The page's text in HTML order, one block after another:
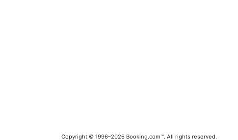
Copyright © 1996–2026 Booking.com™. All rights reserved.